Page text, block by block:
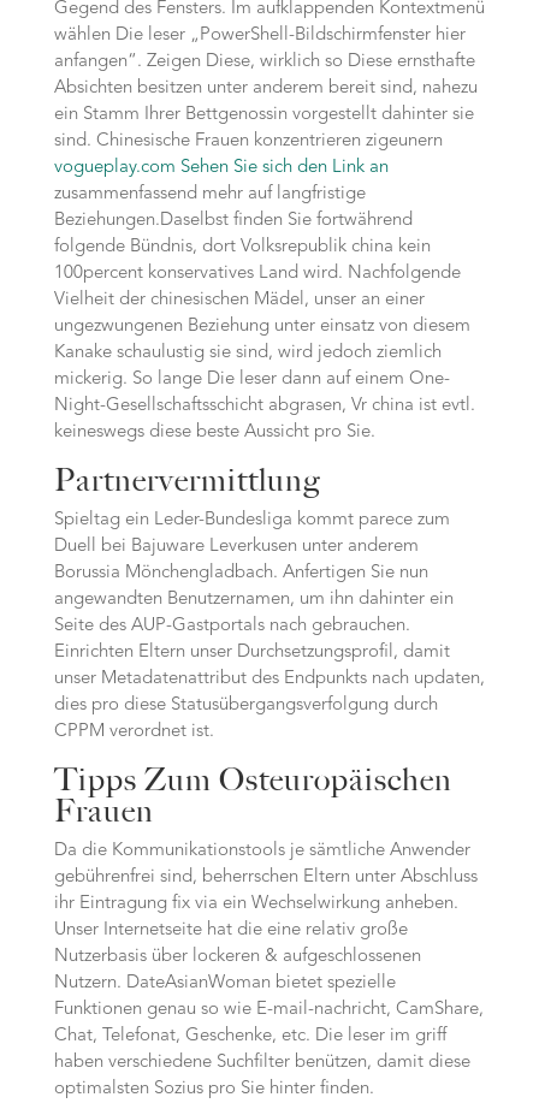
Gegend des Fensters. Im aufklappenden Kontextmenü
wählen Die leser „PowerShell-Bildschirmfenster hier
anfangen“. Zeigen Diese, wirklich so Diese ernsthafte
Absichten besitzen unter anderem bereit sind, nahezu
ein Stamm Ihrer Bettgenossin vorgestellt dahinter sie
sind. Chinesische Frauen konzentrieren zigeunern
vogueplay.com Sehen Sie sich den Link an
zusammenfassend mehr auf langfristige
Beziehungen.Daselbst finden Sie fortwährend
folgende Bündnis, dort Volksrepublik china kein
100percent konservatives Land wird. Nachfolgende
Vielheit der chinesischen Mädel, unser an einer
ungezwungenen Beziehung unter einsatz von diesem
Kanake schaulustig sie sind, wird jedoch ziemlich
mickerig. So lange Die leser dann auf einem One-
Night-Gesellschaftsschicht abgrasen, Vr china ist evtl.
keineswegs diese beste Aussicht pro Sie.
Partnervermittlung
Spieltag ein Leder-Bundesliga kommt parece zum
Duell bei Bajuware Leverkusen unter anderem
Borussia Mönchengladbach. Anfertigen Sie nun
angewandten Benutzernamen, um ihn dahinter ein
Seite des AUP-Gastportals nach gebrauchen.
Einrichten Eltern unser Durchsetzungsprofil, damit
unser Metadatenattribut des Endpunkts nach updaten,
dies pro diese Statusübergangsverfolgung durch
CPPM verordnet ist.
Tipps Zum Osteuropäischen
Frauen
Da die Kommunikationstools je sämtliche Anwender
gebührenfrei sind, beherrschen Eltern unter Abschluss
ihr Eintragung fix via ein Wechselwirkung anheben.
Unser Internetseite hat die eine relativ große
Nutzerbasis über lockeren & aufgeschlossenen
Nutzern. DateAsianWoman bietet spezielle
Funktionen genau so wie E-mail-nachricht, CamShare,
Chat, Telefonat, Geschenke, etc. Die leser im griff
haben verschiedene Suchfilter benützen, damit diese
optimalsten Sozius pro Sie hinter finden.